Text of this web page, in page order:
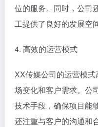
位的服务。同时，公司
工提供了良好的发展空
4. 高效的运营模式
XX传媒公司的运营模
场变化和客户需求。公
技术手段，确保项目能
还注重与客户的沟通和